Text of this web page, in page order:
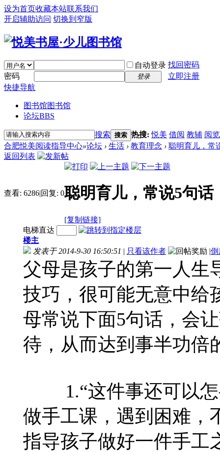
设为首页收藏本站联系我们
开启辅助访问 切换到窄版
自动登录 找回密码
密码
登录
立即注册
快捷导航
图书馆图书馆
论坛BBS
搜索 搜索 热搜:悦美 借阅 教辅 阅览
合肥悦美阅读指导中心»论坛 › 生活 › 教育理念 › 聪明育儿，常
返回列表
查看: 6286|回复: 0聪明育儿，常说5句话
[复制链接]
电梯直达
楼主
发表于 2014-9-30 16:50:51 | 只看该作者 |倒
父母是孩子的第一人生
技巧，很可能无意中给
母常说下面5句话，会
待，从而达到事半功倍
1.“这件事还可以怎
做手工课，遇到困难，
指导孩子做好一件手工